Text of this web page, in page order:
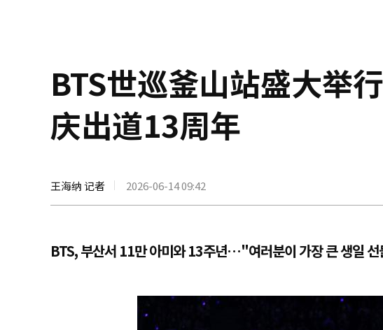
BTS世巡釜山站盛大举
庆出道13周年
王海纳 记者 2026-06-14 09:42
BTS, 부산서 11만 아미와 13주년…"여러분이 가장 큰 생일